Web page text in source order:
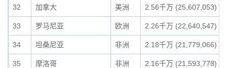
32 加拿大 美洲 2.56千万 (25,607,053)
33 罗马尼亚 欧洲 2.26千万 (22,640,547)
34 坦桑尼亚 非洲 2.18千万 (21,779,066)
35 摩洛哥 非洲 2.16千万 (21,593,778)